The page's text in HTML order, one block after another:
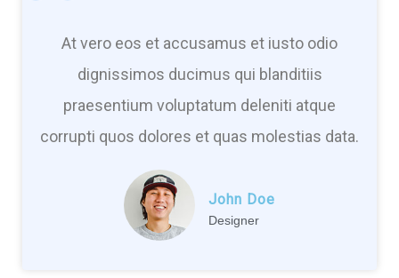
At vero eos et accusamus et iusto odio
dignissimos ducimus qui blanditiis
praesentium voluptatum deleniti atque
corrupti quos dolores et quas molestias data.
John Doe
Designer